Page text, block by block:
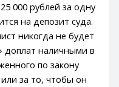
000 рублей за одну
на депозит суда.
никогда не будет
доплат наличными в
по закону
за то, чтобы он